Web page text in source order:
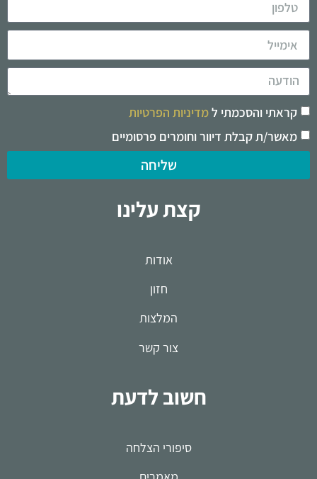
קראתי והסכמתי למדיניות הפרטיות
מאשר/ת קבלת דיוור וחומרים פרסומיים
שליחה
קצת עלינו
אודות
חזון
המלצות
צור קשר
חשוב לדעת
סיפורי הצלחה